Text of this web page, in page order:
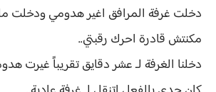
دخلت غرفة المرافق اغير هدومي ودخلت
مكنتش قادرة احرك رقبتي..
دخلنا الغرفة لـ عشر دقايق تقريباً غيرت